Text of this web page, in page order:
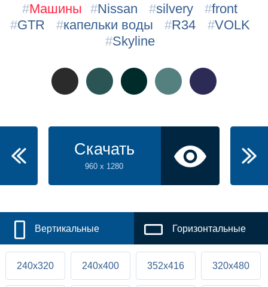
#Машины #Nissan #silvery #front
#GTR #капельки воды #R34 #VOLK
#Skyline
Скачать
960 x 1280
Вертикальные Горизонтальные
240x320 240x400 352x416 320x480